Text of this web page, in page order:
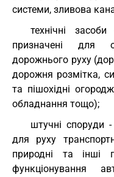
системи, зливова
технічні
призначені для
дорожнього руху
дорожня розмітка,
та пішохідні
обладнання тощо);
штучні споруди -
для руху
природні та інші
функціонування